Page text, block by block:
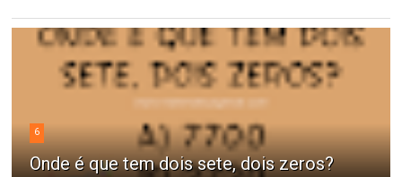
6
Onde é que tem dois sete, dois zeros?